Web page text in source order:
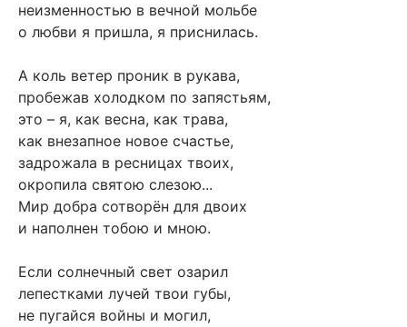
неизменностью в вечной мольбе
о любви я пришла, я приснилась.
А коль ветер проник в рукава,
пробежав холодком по запястьям,
это – я, как весна, как трава,
как внезапное новое счастье,
задрожала в ресницах твоих,
окропила святою слезою...
Мир добра сотворён для двоих
и наполнен тобою и мною.
Если солнечный свет озарил
лепестками лучей твои губы,
не пугайся войны и могил,